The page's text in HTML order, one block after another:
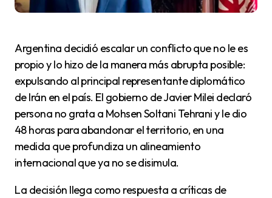
Argentina decidió escalar un conflicto que no le es
propio y lo hizo de la manera más abrupta posible:
expulsando al principal representante diplomático
de Irán en el país. El gobierno de Javier Milei declaró
persona no grata a Mohsen Soltani Tehrani y le dio
48 horas para abandonar el territorio, en una
medida que profundiza un alineamiento
internacional que ya no se disimula.
La decisión llega como respuesta a críticas de